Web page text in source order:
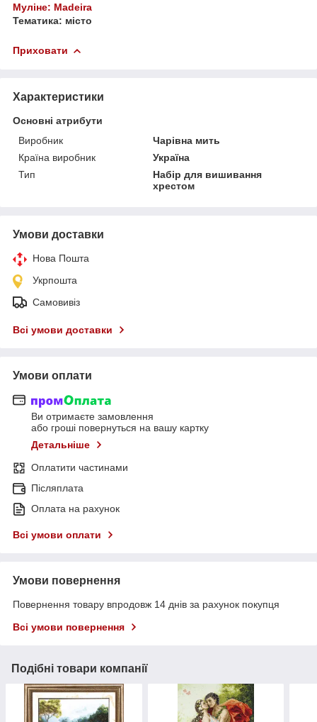
Муліне: Madeira
Тематика: місто
Приховати
Характеристики
Основні атрибути
Виробник
Чарівна мить
Країна виробник
Україна
Тип
Набір для вишивання
хрестом
Умови доставки
Нова Пошта
Укрпошта
Самовивіз
Всі умови доставки
Умови оплати
Ви отримаєте замовлення
або гроші повернуться на вашу картку
Детальніше
Оплатити частинами
Післяплата
Оплата на рахунок
Всі умови оплати
Умови повернення
Повернення товару впродовж 14 днів за рахунок покупця
Всі умови повернення
Подібні товари компанії